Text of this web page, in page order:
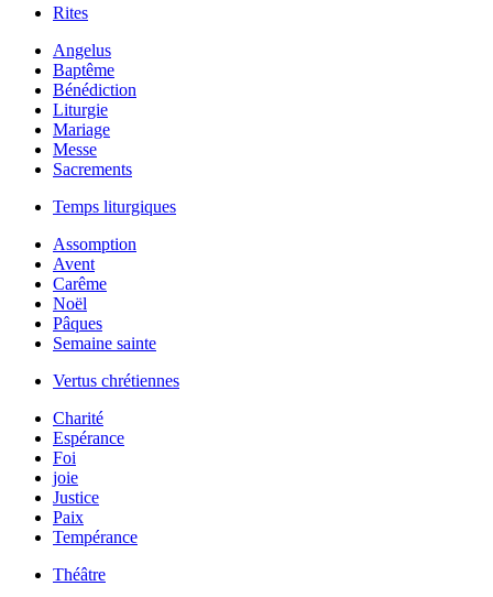
Rites
Angelus
Baptême
Bénédiction
Liturgie
Mariage
Messe
Sacrements
Temps liturgiques
Assomption
Avent
Carême
Noël
Pâques
Semaine sainte
Vertus chrétiennes
Charité
Espérance
Foi
joie
Justice
Paix
Tempérance
Théâtre